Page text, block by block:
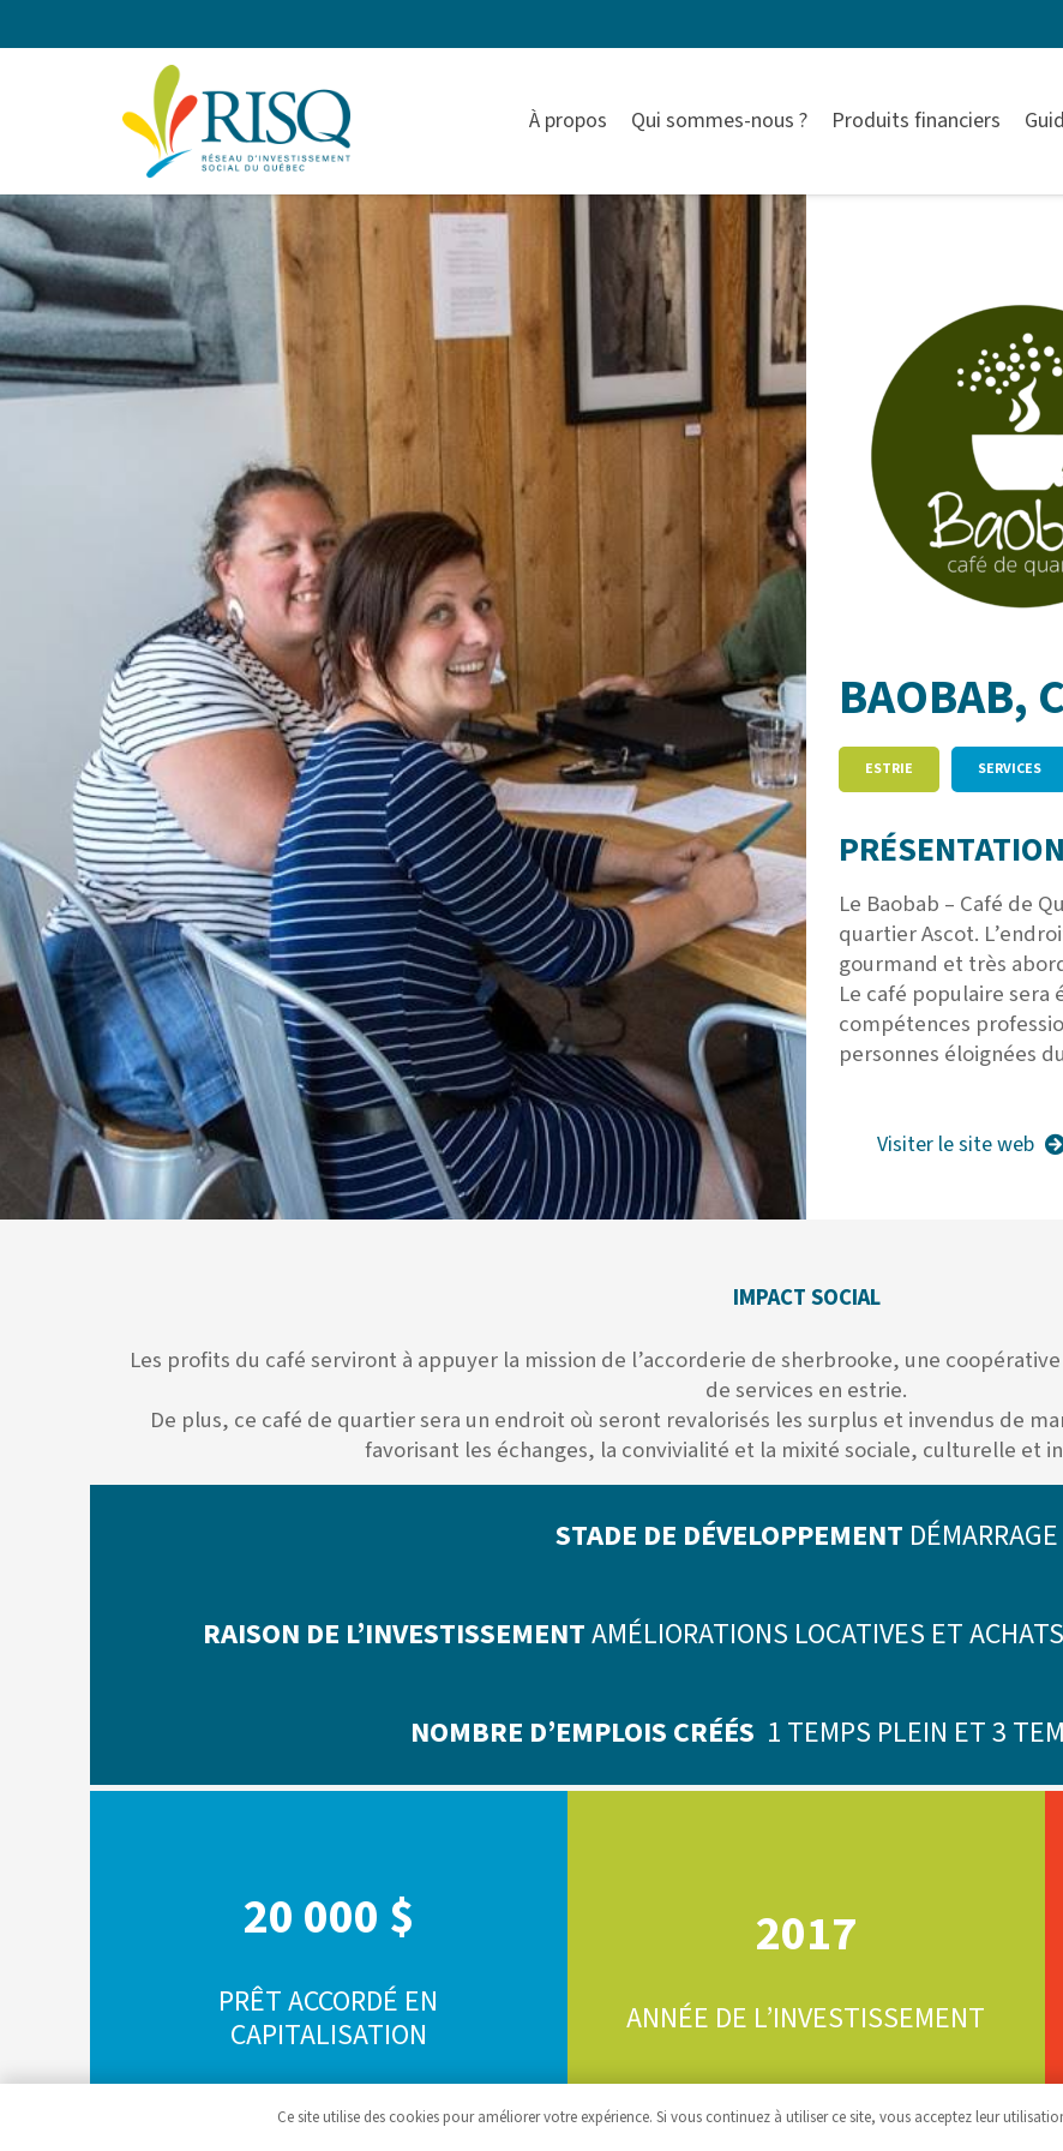
À propos Qui sommes-nous ? Produits financiers
BAOBAB,
ESTRIE SERVICES
Le Baobab – Café de
quartier Ascot.
gourmand et très
Le café populaire sera
compétences
personnes éloignées
Visiter le site web
IMPACT SOCIAL
Les profits du café serviront à appuyer la mission de l’accorderie de sherbrooke, une
de services en estrie.
De plus, ce café de quartier sera un endroit où seront revalorisés les surplus et invendus de
favorisant les échanges, la convivialité et la mixité sociale, culturelle et
STADE DE DÉVELOPPEMENT DÉMARRAGE
RAISON DE L’INVESTISSEMENTAMÉLIORATIONS LOCATIVES ET
NOMBRE D’EMPLOIS CRÉÉS 1 TEMPS PLEIN ET 3
20 000 $
PRÊT ACCORDÉ EN
CAPITALISATION
2017
ANNÉE DE L’INVESTISSEMENT
Ce site utilise des cookies pour améliorer votre expérience. Si vous continuez à utiliser ce site, vous acceptez leur